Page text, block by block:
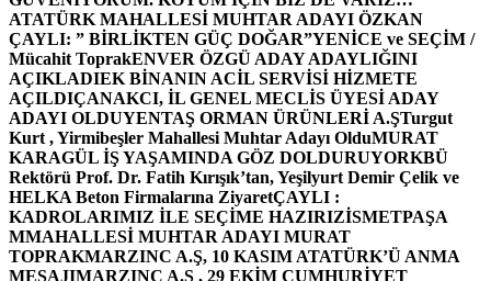
ATATÜRK MAHALLESİ MUHTAR ADAYI ÖZKAN
ÇAYLI: ” BİRLİKTEN GÜÇ DOĞAR”YENİCE ve SEÇİM /
Mücahit ToprakENVER ÖZGÜ ADAY ADAYLIĞINI
AÇIKLADIEK BİNANIN ACİL SERVİSİ HİZMETE
AÇILDIÇANAKCI, İL GENEL MECLİS ÜYESİ ADAY
ADAYI OLDUYENTAŞ ORMAN ÜRÜNLERİ A.ŞTurgut
Kurt , Yirmibeşler Mahallesi Muhtar Adayı OlduMURAT
KARAGÜL İŞ YAŞAMINDA GÖZ DOLDURUYORKBÜ
Rektörü Prof. Dr. Fatih Kırışık’tan, Yeşilyurt Demir Çelik ve
HELKA Beton Firmalarına ZiyaretÇAYLI :
KADROLARIMIZ İLE SEÇİME HAZIRIZİSMETPAŞA
MMAHALLESİ MUHTAR ADAYI MURAT
TOPRAKMARZINC A.Ş, 10 KASIM ATATÜRK’Ü ANMA
MESAJIMARZINC A.Ş , 29 EKİM CUMHURİYET